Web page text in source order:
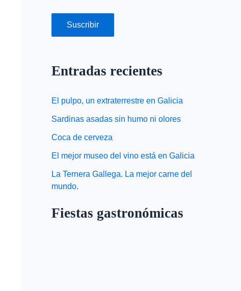
ó
i
o
Suscribir
Entradas recientes
El pulpo, un extraterrestre en Galicia
Sardinas asadas sin humo ni olores
Coca de cerveza
El mejor museo del vino está en Galicia
La Ternera Gallega. La mejor carne del
mundo.
Fiestas gastronómicas